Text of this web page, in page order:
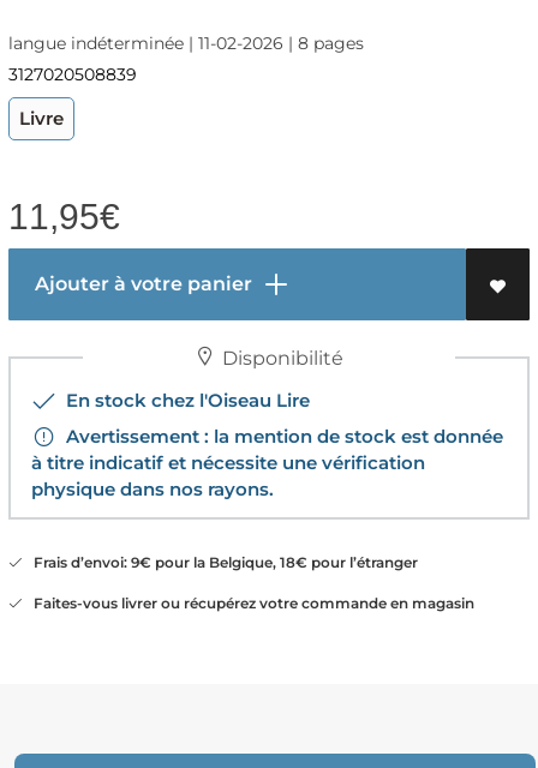
langue indéterminée | 11-02-2026 | 8 pages
3127020508839
Livre
11,95€
Ajouter à votre panier
Disponibilité
En stock chez l'Oiseau Lire
Avertissement : la mention de stock est donnée
à titre indicatif et nécessite une vérification
physique dans nos rayons.
Frais d’envoi: 9€ pour la Belgique, 18€ pour l’étranger
Faites-vous livrer ou récupérez votre commande en magasin